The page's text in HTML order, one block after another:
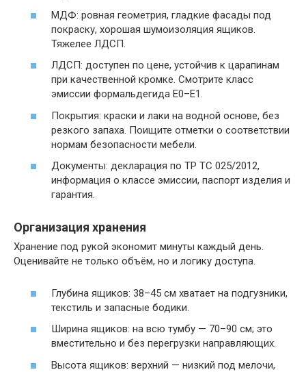
МДФ: ровная геометрия, гладкие фасады под
покраску, хорошая шумоизоляция ящиков.
Тяжелее ЛДСП.
ЛДСП: доступен по цене, устойчив к царапинам
при качественной кромке. Смотрите класс
эмиссии формальдегида E0–E1.
Покрытия: краски и лаки на водной основе, без
резкого запаха. Поищите отметки о соответствии
нормам безопасности мебели.
Документы: декларация по ТР ТС 025/2012,
информация о классе эмиссии, паспорт изделия и
гарантия.
Организация хранения
Хранение под рукой экономит минуты каждый день.
Оценивайте не только объём, но и логику доступа.
Глубина ящиков: 38–45 см хватает на подгузники,
текстиль и запасные бодики.
Ширина ящиков: на всю тумбу — 70–90 см; это
вместительно и без перегрузки направляющих.
Высота ящиков: верхний — низкий под мелочи,